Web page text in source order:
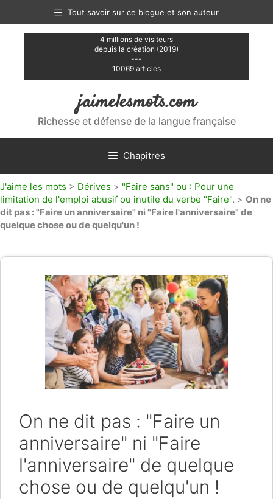
contenu
Tout savoir sur ce blogue et son auteur
4 millions de visiteurs
depuis la création (2019)
---
10069 articles
jaimelesmots.com
Richesse et défense de la langue française
Chapitres
J'aime les mots > Dérives > "Faire sans" ou : Pour une
limitation de l'emploi abusif ou inutile du verbe "Faire". > On ne
dit pas : "Faire un anniversaire" ni "Faire l'anniversaire" de
quelque chose ou de quelqu'un !
On ne dit pas : "Faire un
anniversaire" ni "Faire
l'anniversaire" de quelque
chose ou de quelqu'un !